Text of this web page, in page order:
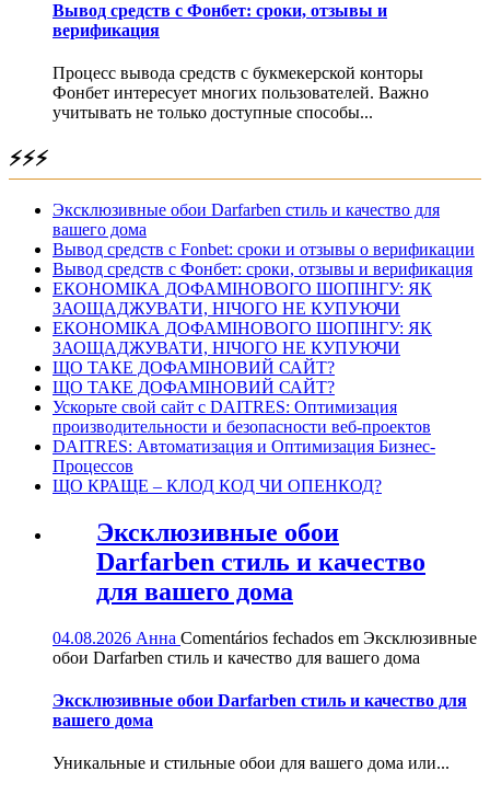
Вывод средств с Фонбет: сроки, отзывы и
верификация
Процесс вывода средств с букмекерской конторы
Фонбет интересует многих пользователей. Важно
учитывать не только доступные способы...
⚡⚡⚡
Эксклюзивные обои Darfarben стиль и качество для
вашего дома
Вывод средств с Fonbet: сроки и отзывы о верификации
Вывод средств с Фонбет: сроки, отзывы и верификация
ЕКОНОМІКА ДОФАМІНОВОГО ШОПІНГУ: ЯК
ЗАОЩАДЖУВАТИ, НІЧОГО НЕ КУПУЮЧИ
ЕКОНОМІКА ДОФАМІНОВОГО ШОПІНГУ: ЯК
ЗАОЩАДЖУВАТИ, НІЧОГО НЕ КУПУЮЧИ
ЩО ТАКЕ ДОФАМІНОВИЙ САЙТ?
ЩО ТАКЕ ДОФАМІНОВИЙ САЙТ?
Ускорьте свой сайт с DAITRES: Оптимизация
производительности и безопасности веб-проектов
DAITRES: Автоматизация и Оптимизация Бизнес-
Процессов
ЩО КРАЩЕ – КЛОД КОД ЧИ ОПЕНКОД?
Эксклюзивные обои
Darfarben стиль и качество
для вашего дома
04.08.2026 Анна Comentários fechados em Эксклюзивные
обои Darfarben стиль и качество для вашего дома
Эксклюзивные обои Darfarben стиль и качество для
вашего дома
Уникальные и стильные обои для вашего дома или...